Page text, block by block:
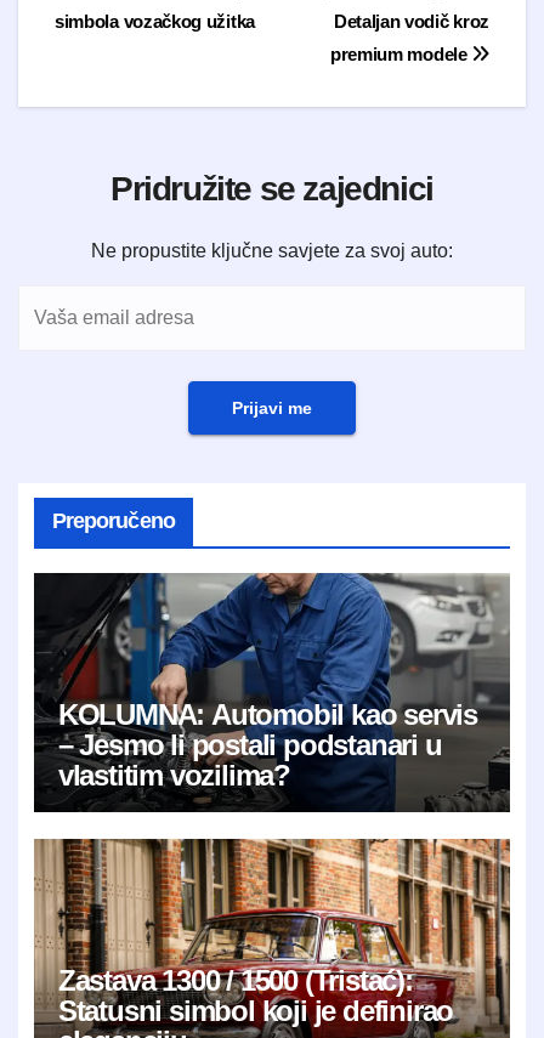
Detaljan vodič kroz
premium modele
simbola vozačkog užitka
Pridružite se zajednici
Ne propustite ključne savjete za svoj auto:
Prijavi me
Preporučeno
KOLUMNA: Automobil kao servis
– Jesmo li postali podstanari u
vlastitim vozilima?
Zastava 1300 / 1500 (Tristać):
Statusni simbol koji je definirao